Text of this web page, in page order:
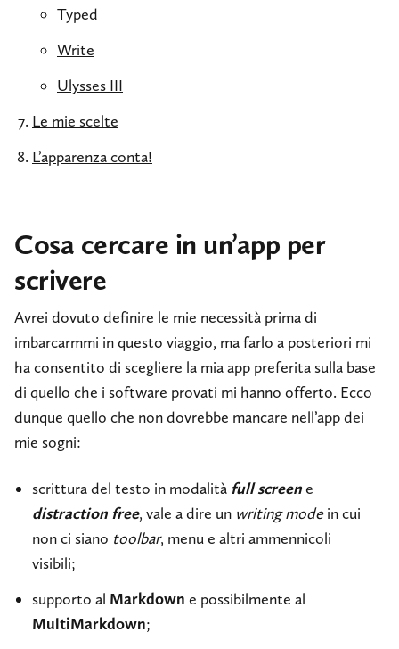
Typed
Write
Ulysses III
Le mie scelte
L’apparenza conta!
Cosa cercare in un’app per
scrivere
Avrei dovuto definire le mie necessità prima di
imbarcarmmi in questo viaggio, ma farlo a posteriori mi
ha consentito di scegliere la mia app preferita sulla base
di quello che i software provati mi hanno offerto. Ecco
dunque quello che non dovrebbe mancare nell’app dei
mie sogni:
scrittura del testo in modalità full screene
distraction free, vale a dire un writing modein cui
non ci siano toolbar, menu e altri ammennicoli
visibili;
supporto al Markdown e possibilmente al
MultiMarkdown;